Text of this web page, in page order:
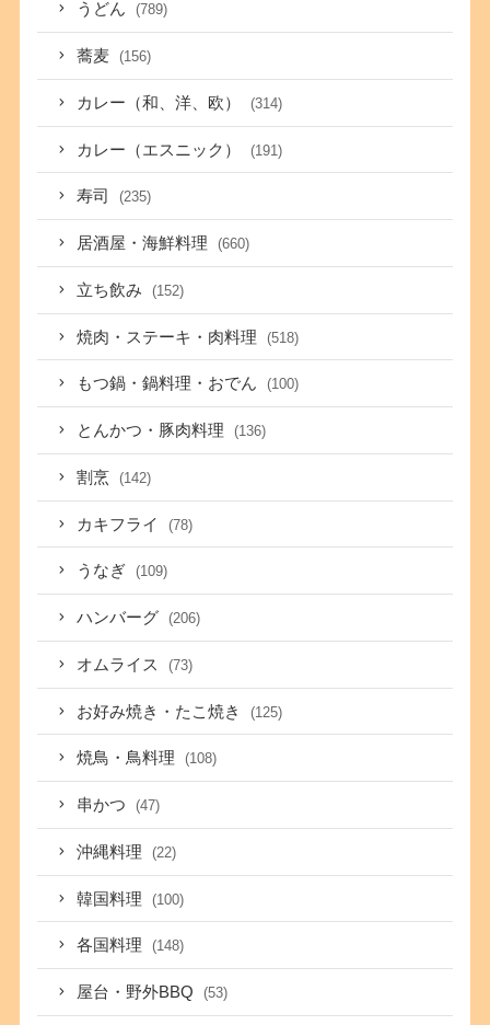
うどん (789)
蕎麦 (156)
カレー（和、洋、欧） (314)
カレー（エスニック） (191)
寿司 (235)
居酒屋・海鮮料理 (660)
立ち飲み (152)
焼肉・ステーキ・肉料理 (518)
もつ鍋・鍋料理・おでん (100)
とんかつ・豚肉料理 (136)
割烹 (142)
カキフライ (78)
うなぎ (109)
ハンバーグ (206)
オムライス (73)
お好み焼き・たこ焼き (125)
焼鳥・鳥料理 (108)
串かつ (47)
沖縄料理 (22)
韓国料理 (100)
各国料理 (148)
屋台・野外BBQ (53)